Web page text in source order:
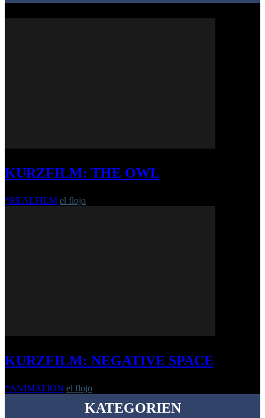
KURZFILM: THE OWL
*REALFILM el flojo
KURZFILM: NEGATIVE SPACE
*ANIMATION el flojo
KATEGORIEN